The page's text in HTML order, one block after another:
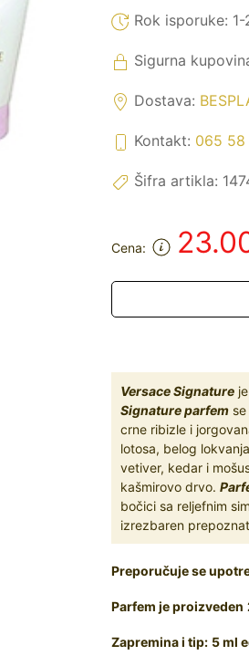
Rok isporuke:
Sigurna
Dostava:
Kontakt: 065
Šifra artikla:
Cena:
Versace Signature
Signature parfem
crne ribizle i
lotosa, belog
vetiver, kedar i
kašmirovo drvo.
bočici sa reljefnim
izrezbaren
Preporučuje se
Parfem je proizveden
Zapremina i tip: 5 ml